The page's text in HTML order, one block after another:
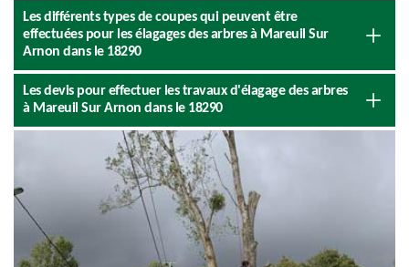
Les différents types de coupes qui peuvent être
effectuées pour les élagages des arbres à Mareuil Sur
Arnon dans le 18290
Les devis pour effectuer les travaux d'élagage des arbres
à Mareuil Sur Arnon dans le 18290